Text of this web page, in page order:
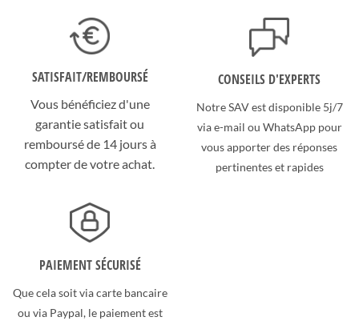
SATISFAIT/REMBOURSÉ
Vous bénéficiez d'une
garantie satisfait ou
remboursé de 14 jours à
compter de votre achat.
CONSEILS D'EXPERTS
Notre SAV est disponible 5j/7
via e-mail ou WhatsApp pour
vous apporter des réponses
pertinentes et rapides
PAIEMENT SÉCURISÉ
Que cela soit via carte bancaire
ou via Paypal, le paiement est